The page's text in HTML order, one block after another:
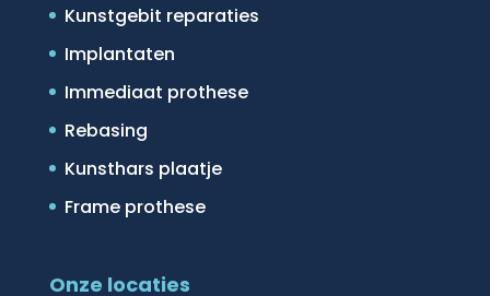
Kunstgebit reparaties
Implantaten
Immediaat prothese
Rebasing
Kunsthars plaatje
Frame prothese
Onze locaties